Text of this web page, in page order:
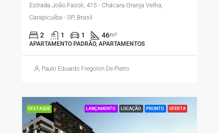
Estrada João Fasoli, 415 - Chácara Granja Velha,
Carapicuíba - SP, Brasil
2 1 1 46m²
APARTAMENTO PADRÃO, APARTAMENTOS
Paulo Eduardo Fregolon De Pietro
DESTAQUE LANÇAMENTO LOCAÇÃO PRONTO OFERTA